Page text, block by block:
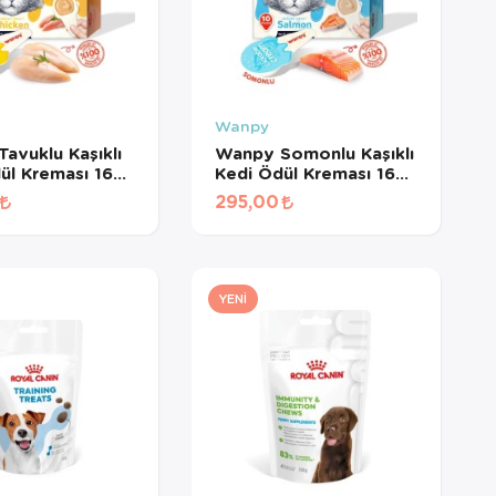
Kaşıklı
Kreması 16
Wanpy
Wanpy Somonlu Kaşıklı
Kedi Ödül Kreması 16
gr*10Ad
295,00
YENI